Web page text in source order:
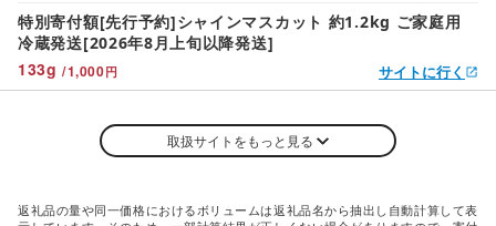
133g /1,000円
特別寄付額[先行予約]シャインマスカット 約1.2kg ご家庭用
冷蔵発送[2026年8月上旬以降発送]
サイトに行く
取扱サイトをもっと見る
返礼品の量や同一価格におけるボリュームは返礼品名から抽出し自動計算して表